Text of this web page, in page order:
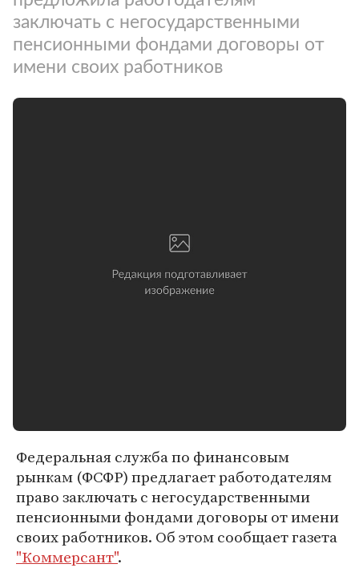
заключать с негосударственными
пенсионными фондами договоры от
имени своих работников
Федеральная служба по финансовым
рынкам (ФСФР) предлагает работодателям
право заключать с негосударственными
пенсионными фондами договоры от имени
своих работников. Об этом сообщает газета
"Коммерсант".